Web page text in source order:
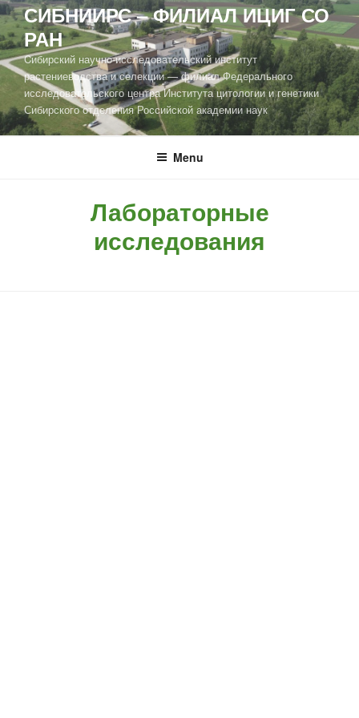
СИБНИИРС – ФИЛИАЛ ИЦИГ СО
РАН
Cибирский научно-исследовательский институт
растениеводства и селекции — филиал Федерального
исследовательского центра Института цитологии и генетики
Сибирского отделения Российской академии наук
Menu
Лабораторные
исследования